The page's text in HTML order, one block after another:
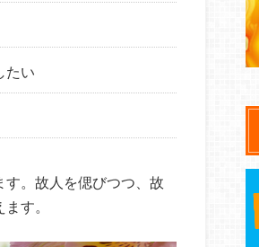
たい
。故人を偲びつつ、故
す。